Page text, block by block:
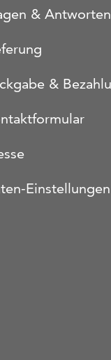
& Antworten
&
Einstellungen